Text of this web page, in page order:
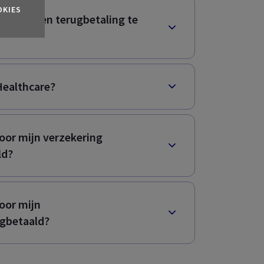
onderneming,
om een terugbetaling te
?
mijn verzekering
mijn